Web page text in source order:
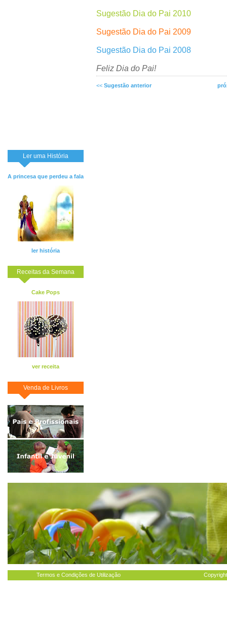
Ler uma História
A princesa que perdeu a fala
ler história
Receitas da Semana
Cake Pops
ver receita
Venda de Livros
Sugestão Dia do Pai 2010
Sugestão Dia do Pai 2009
Sugestão Dia do Pai 2008
Feliz Dia do Pai!
<< Sugestão anterior
Termos e Condições de Utilização